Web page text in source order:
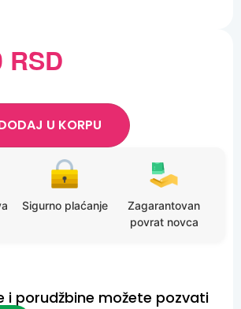
RSD
U KORPU
Sigurno plaćanje
Zagarantovan
povrat novca
i porudžbine možete pozvati